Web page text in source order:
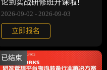
论到实战研修班开课啦！
2026-09-02 - 2026-09-03
立即报名
已结束